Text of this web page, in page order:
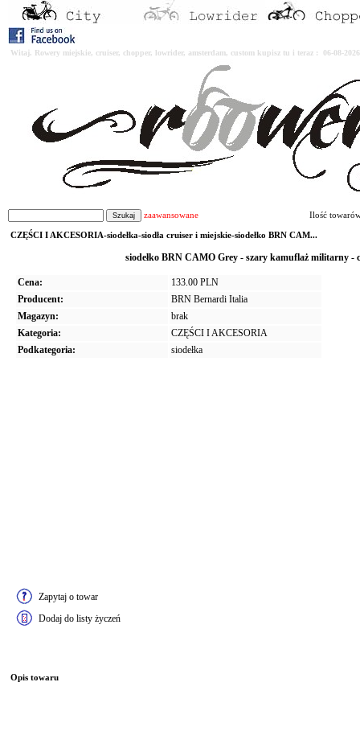
Witaj. Rowery miejskie, cruiser, chopper, lowrider, amsterdam, custom kupisz tu i teraz : 06-08-
zaawansowane Ilość
CZĘŚCI I AKCESORIA-siodełka-siodła cruiser i miejskie-siodełko BRN CAM...
siodełko BRN CAMO Grey - szary kamuflaż militarny
Cena:
133.00 PLN
Producent:
BRN Bernardi Italia
Magazyn:
brak
Kategoria:
CZĘŚCI I AKCESORIA
Podkategoria:
siodełka
Zapytaj o towar
Dodaj do listy życzeń
Opis towaru